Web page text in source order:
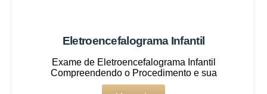
Eletroencefalograma Infantil
Exame de Eletroencefalograma Infantil
Compreendendo o Procedimento e sua